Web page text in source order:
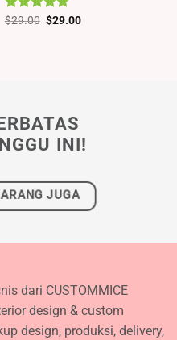
Dinilai
$29.00 Harga
$29.00Harga
INI!
JUGA
dari CUSTOMMICE
design & custom
design, produksi, delivery,